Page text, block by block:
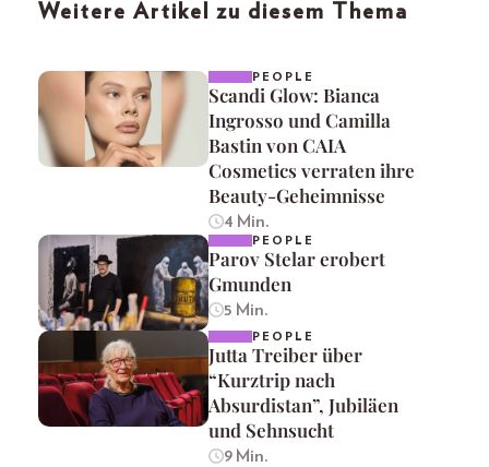
Weitere Artikel zu diesem Thema
PEOPLE
Scandi Glow: Bianca
Ingrosso und Camilla
Bastin von CAIA
Cosmetics verraten ihre
Beauty-Geheimnisse
4 Min.
PEOPLE
Parov Stelar erobert
Gmunden
5 Min.
PEOPLE
Jutta Treiber über
“Kurztrip nach
Absurdistan”, Jubiläen
und Sehnsucht
9 Min.